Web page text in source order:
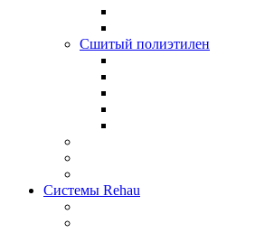
Сшитый полиэтилен
Системы Rehau